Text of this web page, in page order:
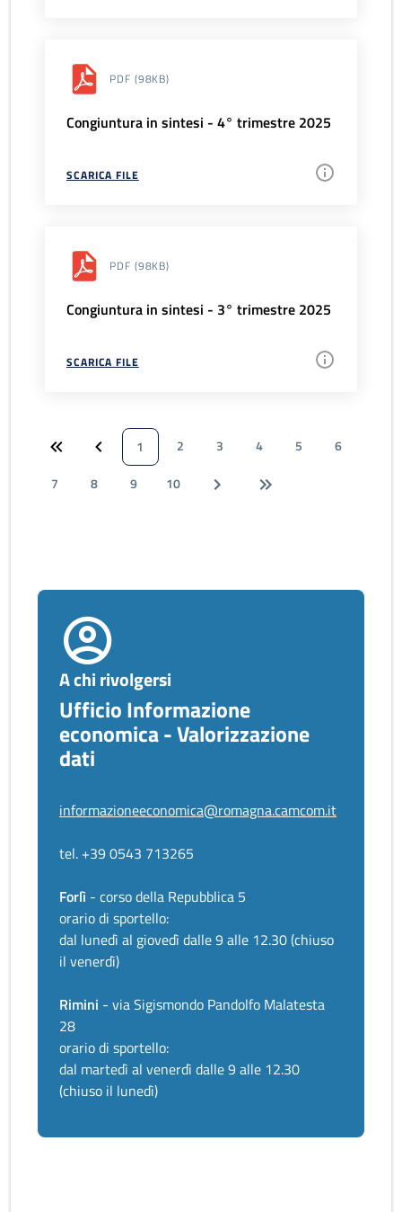
PDF (98KB)
Congiuntura in sintesi - 4° trimestre 2025
SCARICA FILE
PDF (98KB)
Congiuntura in sintesi - 3° trimestre 2025
SCARICA FILE
1 2 3 4 5
6
7
8 9 10
A chi rivolgersi
Ufficio Informazione
economica - Valorizzazione
dati
informazioneeconomica@romagna.camcom.it
tel. +39 0543 713265
Forlì - corso della Repubblica 5
orario di sportello:
dal lunedì al giovedì dalle 9 alle 12.30 (chiuso
il venerdì)
Rimini - via Sigismondo Pandolfo Malatesta
28
orario di sportello:
dal martedì al venerdì dalle 9 alle 12.30
(chiuso il lunedì)